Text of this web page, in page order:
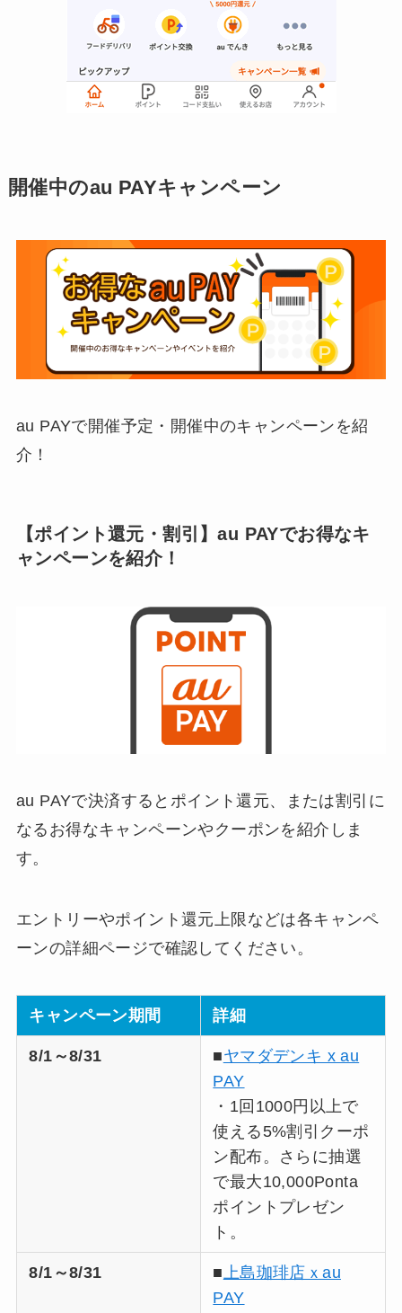
開催中のau PAYキャンペーン
au PAYで開催予定・開催中のキャンペーンを紹
介！
【ポイント還元・割引】au PAYでお得なキ
ャンペーンを紹介！
au PAYで決済するとポイント還元、または割引に
なるお得なキャンペーンやクーポンを紹介しま
す。
エントリーやポイント還元上限などは各キャンペ
ーンの詳細ページで確認してください。
キャンペーン期間 詳細
8/1～8/31 ■ヤマダデンキ x au
PAY
・1回1000円以上で
使える5%割引クーポ
ン配布。さらに抽選
で最大10,000Ponta
ポイントプレゼン
ト。
8/1～8/31 ■上島珈琲店ｘau
PAY